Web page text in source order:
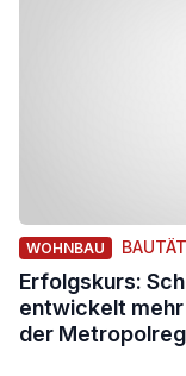
WOHNBAU
Erfolgskurs:
entwickelt mehr
der